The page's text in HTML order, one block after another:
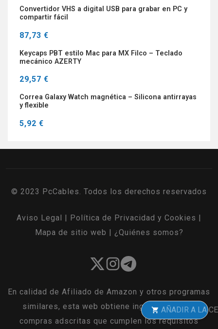
Convertidor VHS a digital USB para grabar en PC y
compartir fácil
87,73 €
Keycaps PBT estilo Mac para MX Filco – Teclado
mecánico AZERTY
29,57 €
Correa Galaxy Watch magnética – Silicona antirrayas
y flexible
5,92 €
AÑADIR A LA CESTA
© 2023 PcCables. Todos los derechos reservados
Aviso Legal | Política de Privacidad y Cookies |
Mapa de sitio web | ¿Quiénes somos?
En calidad de Afiliado de Amazon y otros programas
similares, esta web obtiene ingresos por las
compras adscritas que cumplen los requisitos